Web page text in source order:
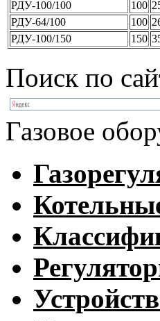
РДУ-100/100 100
РДУ-64/100
100
РДУ-100/150
150
Поиск по
Газовое